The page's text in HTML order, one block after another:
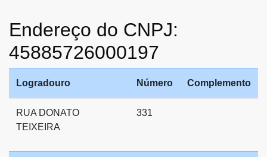
Endereço do CNPJ:
45885726000197
Logradouro Número Complemento
RUA DONATO
TEIXEIRA
331